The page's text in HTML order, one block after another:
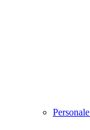
Personale